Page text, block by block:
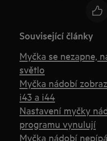
Související články
Myčka se nezapne,
světlo
Myčka nádobí
i43 a i44
Nastavení myčky
programu vynulují
Myčka nádobí